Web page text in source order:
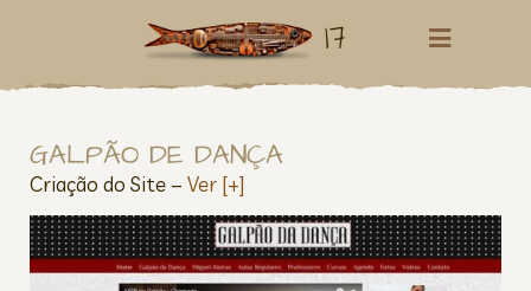
17
GALPÃO DE DANÇA
Criação do Site – Ver [+]